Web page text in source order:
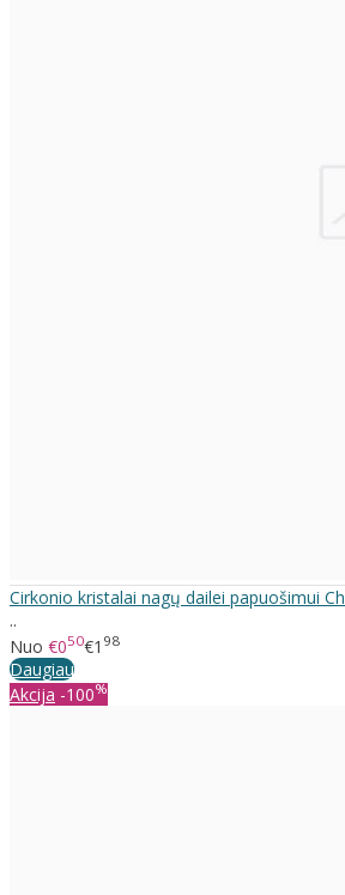
Cirkonio kristalai nagų dailei papuošimui
..
Nuo €050€1 98
Daugiau
Akcija -100%